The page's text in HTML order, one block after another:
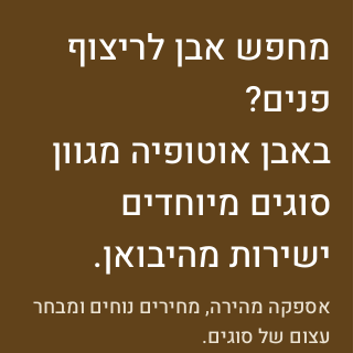
מחפש אבן לריצוף
פנים?
באבן אוטופיה מגוון
סוגים מיוחדים
ישירות מהיבואן.
אספקה מהירה, מחירים נוחים ומבחר
עצום של סוגים.